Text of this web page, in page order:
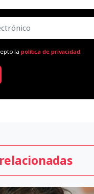
lapolítica de privacidad.